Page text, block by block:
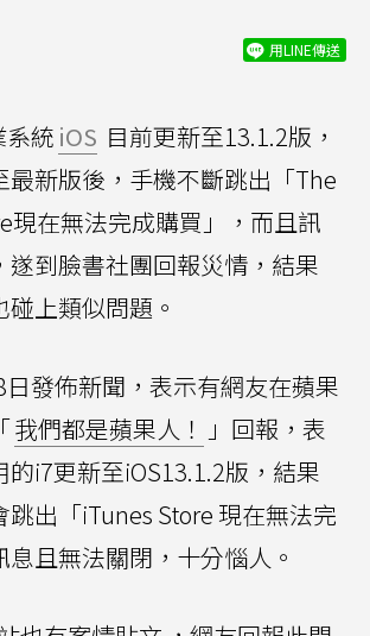
用LINE傳送
系統 iOS 目前更新至13.1.2版，
最新版後，手機不斷跳出「The
現在無法完成購買」，而且訊
遂到臉書社團回報災情，結果
上類似問題。
日發佈新聞，表示有網友在蘋果
我們都是蘋果人！
」回報，表
的i7更新至iOS13.1.2版，結果
跳出「iTunes Store 現在無法完
且無法關閉，十分惱人。